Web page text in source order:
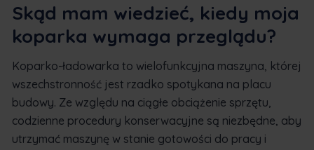
Skąd mam wiedzieć, kiedy moja
koparka wymaga przeglądu?
Koparko-ładowarka to wielofunkcyjna maszyna, której
wszechstronność jest rzadko spotykana na placu
budowy. Ze względu na ciągłe obciążenie sprzętu,
codzienne procedury konserwacyjne są niezbędne, aby
utrzymać maszynę w stanie gotowości do pracy i